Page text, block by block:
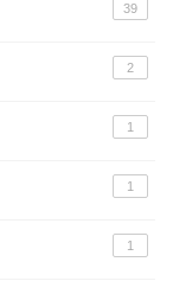
39
2
1
1
1